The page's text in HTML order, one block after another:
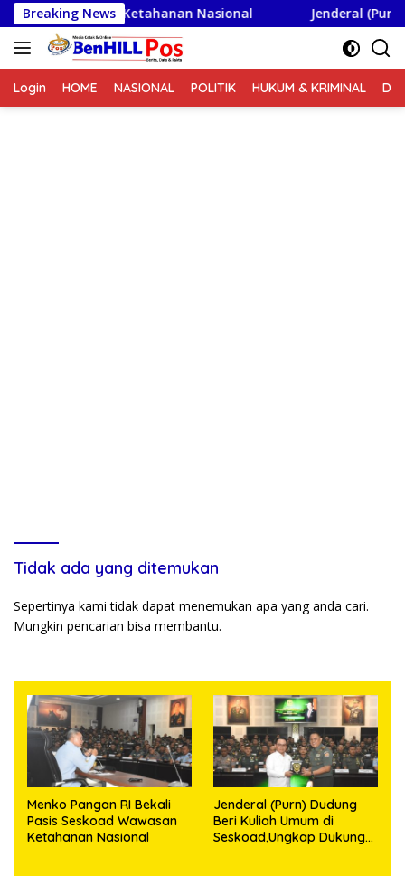
Langsung
ke
konten
Breaking News
Wawasan Ketahanan Nasional Jenderal (Purn)
Login HOME NASIONAL POLITIK HUKUM & KRIMINAL
Tidak ada yang ditemukan
Sepertinya kami tidak dapat menemukan apa yang anda cari.
Mungkin pencarian bisa membantu.
Menko Pangan RI Bekali
Pasis Seskoad Wawasan
Ketahanan Nasional
Jenderal (Purn) Dudung
Beri Kuliah Umum di
Seskoad,Ungkap Dukung